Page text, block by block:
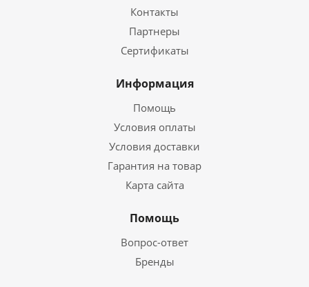
Контакты
Партнеры
Сертификаты
Информация
Помощь
Условия оплаты
Условия доставки
Гарантия на товар
Карта сайта
Помощь
Вопрос-ответ
Бренды